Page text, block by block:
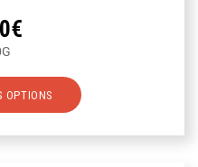
€
OPTIONS
Ce